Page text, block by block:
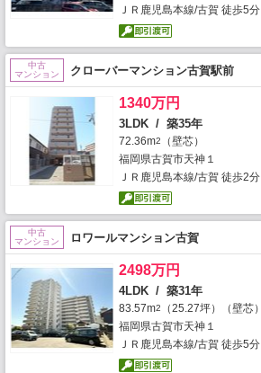
ＪＲ鹿児島本線/古賀 徒歩5分
中古
マンション
クローバーマンション古賀駅前
1340万円
3LDK / 築35年
72.36m2
（壁芯）
福岡県古賀市天神１
ＪＲ鹿児島本線/古賀 徒歩2分
中古
マンション
ロワールマンション古賀
2498万円
4LDK / 築31年
83.57m2
（25.27坪）（壁芯）
福岡県古賀市天神１
ＪＲ鹿児島本線/古賀 徒歩5分